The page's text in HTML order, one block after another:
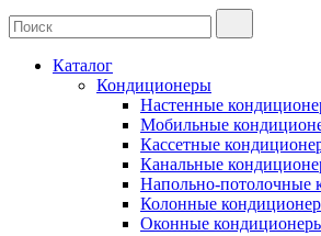
Каталог
Кондиционеры
Настенные
Мобильные
Кассетные
Канальные
Напольно-потолочные
Колонные
Оконные